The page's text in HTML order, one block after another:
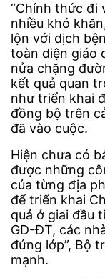
“Chính thức đi
nhiều khó
lộn với dịch
toàn diện giáo
nửa chặng
kết quả quan
như triển khai
đồng bộ trên
đã vào cuộc.
Hiện chưa có
được những
của từng địa
để triển khai
quả ở giai đầu
GD-ĐT, các
đứng lớp”, Bộ
mạnh.